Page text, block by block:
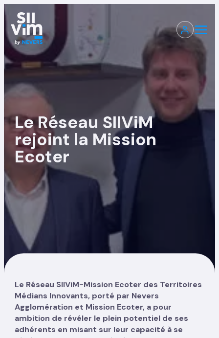
Le Réseau SIIViM
rejoint la Mission
Ecoter
Le Réseau SIIViM-Mission Ecoter des Territoires
Médians Innovants, porté par Nevers
Agglomération et Mission Ecoter, a pour
ambition de révéler le plein potentiel de ses
adhérents en misant sur leur capacité à se